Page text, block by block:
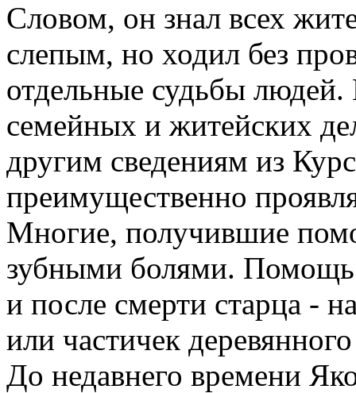
Словом, он знал всех
слепым, но ходил без
отдельные судьбы
семейных и житейских
другим сведениям из
преимущественно
Многие, получившие
зубными болями. Помощь
и после смерти старца -
или частичек
До недавнего времени